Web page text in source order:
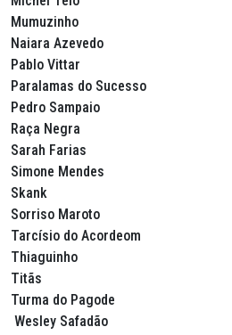
Mumuzinho
Naiara Azevedo
Pablo Vittar
Paralamas do Sucesso
Pedro Sampaio
Raça Negra
Sarah Farias
Simone Mendes
Skank
Sorriso Maroto
Tarcísio do Acordeom
Thiaguinho
Titãs
Turma do Pagode
Wesley Safadão